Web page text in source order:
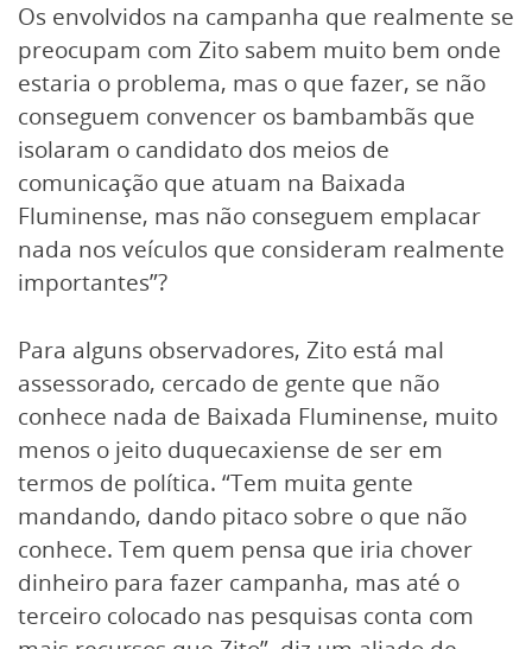
Os envolvidos na campanha que realmente se
preocupam com Zito sabem muito bem onde
estaria o problema, mas o que fazer, se não
conseguem convencer os bambambãs que
isolaram o candidato dos meios de
comunicação que atuam na Baixada
Fluminense, mas não conseguem emplacar
nada nos veículos que consideram realmente
importantes”?
Para alguns observadores, Zito está mal
assessorado, cercado de gente que não
conhece nada de Baixada Fluminense, muito
menos o jeito duquecaxiense de ser em
termos de política. “Tem muita gente
mandando, dando pitaco sobre o que não
conhece. Tem quem pensa que iria chover
dinheiro para fazer campanha, mas até o
terceiro colocado nas pesquisas conta com